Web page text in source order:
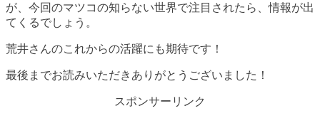
が、今回のマツコの知らない世界で注目されたら、情報が出
てくるでしょう。
荒井さんのこれからの活躍にも期待です！
最後までお読みいただきありがとうございました！
スポンサーリンク